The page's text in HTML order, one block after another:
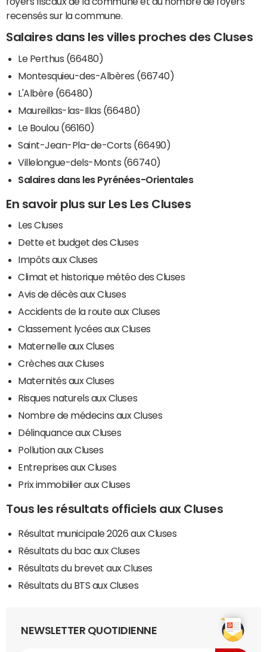
recensés sur la commune.
Salaires dans les villes proches des Cluses
Le Perthus (66480)
Montesquieu-des-Albères (66740)
L'Albère (66480)
Maureillas-las-Illas (66480)
Le Boulou (66160)
Saint-Jean-Pla-de-Corts (66490)
Villelongue-dels-Monts (66740)
Salaires dans les Pyrénées-Orientales
En savoir plus sur Les Les Cluses
Les Cluses
Dette et budget des Cluses
Impôts aux Cluses
Climat et historique météo des Cluses
Avis de décès aux Cluses
Accidents de la route aux Cluses
Classement lycées aux Cluses
Maternelle aux Cluses
Crèches aux Cluses
Maternités aux Cluses
Risques naturels aux Cluses
Nombre de médecins aux Cluses
Délinquance aux Cluses
Pollution aux Cluses
Entreprises aux Cluses
Prix immobilier aux Cluses
Tous les résultats officiels aux Cluses
Résultat municipale 2026 aux Cluses
Résultats du bac aux Cluses
Résultats du brevet aux Cluses
Résultats du BTS aux Cluses
NEWSLETTER QUOTIDIENNE